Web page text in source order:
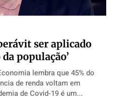
ser aplicado
população’
lembra que 45% do
de renda voltam em
A pandemia de Covid-19 é um...